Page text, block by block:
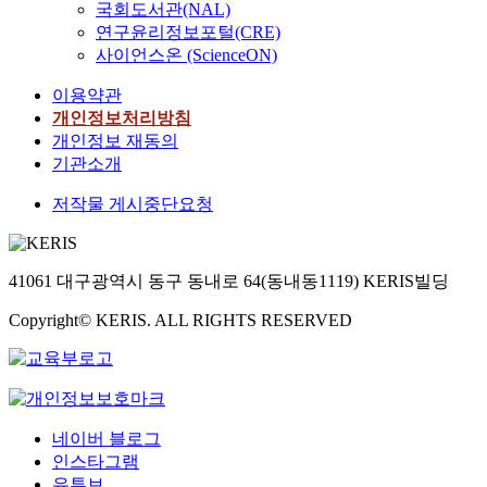
국회도서관(NAL)
연구윤리정보포털(CRE)
사이언스온 (ScienceON)
이용약관
개인정보처리방침
개인정보 재동의
기관소개
저작물 게시중단요청
41061 대구광역시 동구 동내로 64(동내동1119) KERIS빌딩
Copyright© KERIS. ALL RIGHTS RESERVED
네이버 블로그
인스타그램